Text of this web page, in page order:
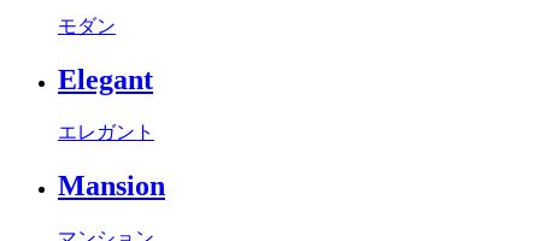
モダン
Elegant
エレガント
Mansion